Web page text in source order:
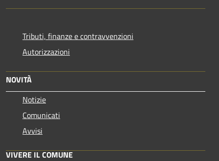
Tributi, finanze e contravvenzioni
Autorizzazioni
NOVITÀ
Notizie
Comunicati
Avvisi
VIVERE IL COMUNE